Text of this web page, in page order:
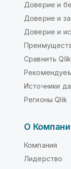
Доверие и
Доверие и
Доверие и
Сравнить Qlik
Источники
Регионы Qlik
О
Компания
Лидерство